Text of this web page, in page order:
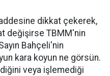
dikkat çekerek,
değişirse TBMM'nin
Bahçeli'nin
kara koyun ne görsün.
veya işlemediği